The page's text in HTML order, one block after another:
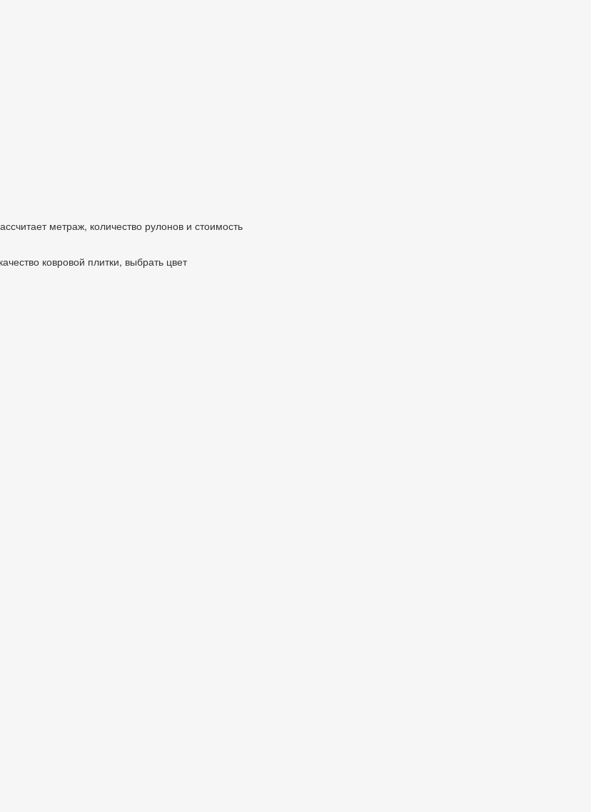
метраж, количество рулонов и стоимость
ковровой плитки, выбрать цвет